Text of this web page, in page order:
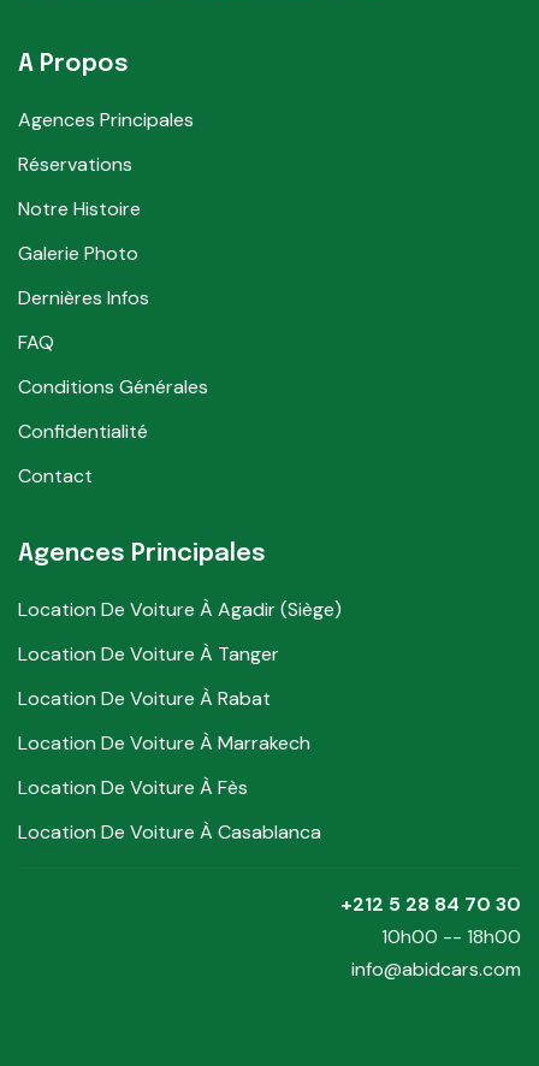
A Propos
Agences Principales
Réservations
Notre Histoire
Galerie Photo
Dernières Infos
FAQ
Conditions Générales
Confidentialité
Contact
Agences Principales
Location De Voiture À Agadir (Siège)
Location De Voiture À Tanger
Location De Voiture À Rabat
Location De Voiture À Marrakech
Location De Voiture À Fès
Location De Voiture À Casablanca
+212 5 28 84 70 30
10h00 -- 18h00
info@abidcars.com